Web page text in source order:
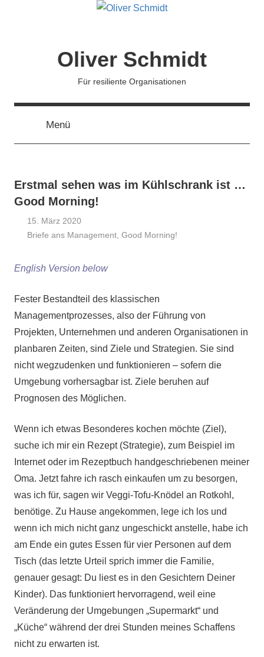
Oliver Schmidt
Für resiliente Organisationen
Menü
Erstmal sehen was im Kühlschrank ist …
Good Morning!
15. März 2020
Oliver
Briefe ans Management ,Good Morning!
English Version below
Fester Bestandteil des klassischen
Managementprozesses, also der Führung von
Projekten, Unternehmen und anderen Organisationen in
planbaren Zeiten, sind Ziele und Strategien. Sie sind
nicht wegzudenken und funktionieren – sofern die
Umgebung vorhersagbar ist. Ziele beruhen auf
Prognosen des Möglichen.
Wenn ich etwas Besonderes kochen möchte (Ziel),
suche ich mir ein Rezept (Strategie), zum Beispiel im
Internet oder im Rezeptbuch handgeschriebenen meiner
Oma. Jetzt fahre ich rasch einkaufen um zu besorgen,
was ich für, sagen wir Veggi-Tofu-Knödel an Rotkohl,
benötige. Zu Hause angekommen, lege ich los und
wenn ich mich nicht ganz ungeschickt anstelle, habe ich
am Ende ein gutes Essen für vier Personen auf dem
Tisch (das letzte Urteil sprich immer die Familie,
genauer gesagt: Du liest es in den Gesichtern Deiner
Kinder). Das funktioniert hervorragend, weil eine
Veränderung der Umgebungen „Supermarkt“ und
„Küche“ während der drei Stunden meines Schaffens
nicht zu erwarten ist.